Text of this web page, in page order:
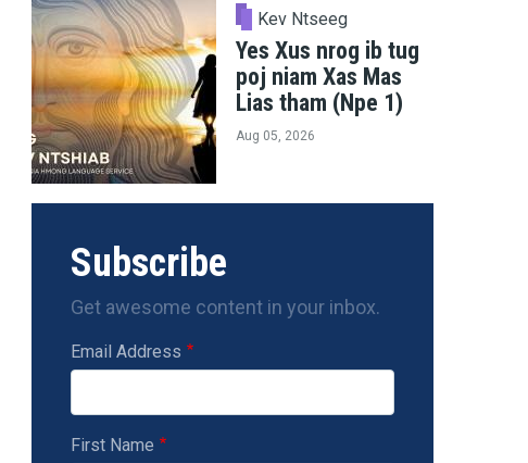
Kev Ntseeg
Yes Xus nrog ib tug
poj niam Xas Mas
Lias tham (Npe 1)
Aug 05, 2026
Subscribe
Get awesome content in your inbox.
Email Address
First Name